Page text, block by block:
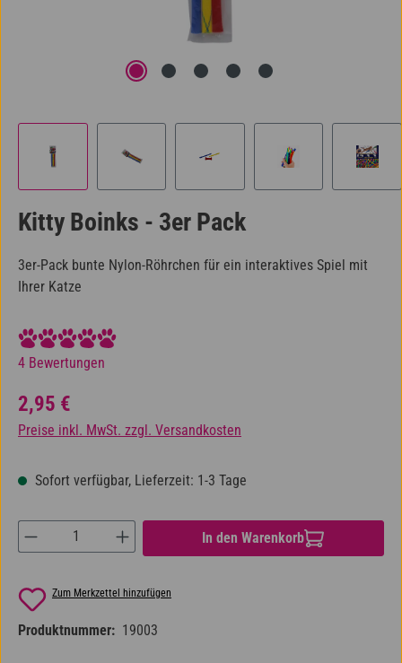
Kitty Boinks - 3er Pack
3er-Pack bunte Nylon-Röhrchen für ein interaktives Spiel mit
Ihrer Katze
Durchschnittliche Bewertung von 5 von 5 Sternen
4 Bewertungen
Regulärer Preis:
2,95 €
Preise inkl. MwSt. zzgl. Versandkosten
Sofort verfügbar, Lieferzeit: 1-3 Tage
Produkt Anzahl: Gib den gewünschten Wert
In den Warenkorb
Zum Merkzettel hinzufügen
Produktnummer: 19003